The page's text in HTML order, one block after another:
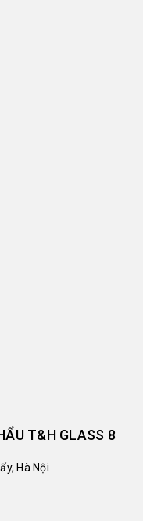
T&H GLASS 8
Hà Nội